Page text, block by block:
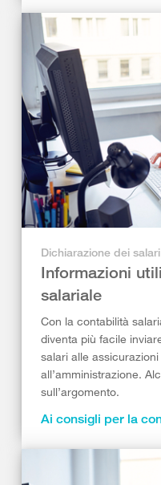
Dichiarazione dei salari
Informazioni
salariale
Con la contabilità
diventa più facile
salari alle
all’amministrazione.
sull’argomento.
Ai consigli per la